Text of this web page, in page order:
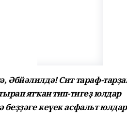
Әбйәлилдә! Сит тараф-
ятҡан тип-тигеҙ юлдар
кеүек асфальт